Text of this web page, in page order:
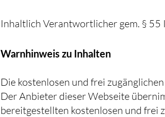
Inhaltlich Verantwortlicher gem. § 55
Warnhinweis zu Inhalten
Die kostenlosen und frei
Der Anbieter dieser Webseite
bereitgestellten kostenlosen und frei